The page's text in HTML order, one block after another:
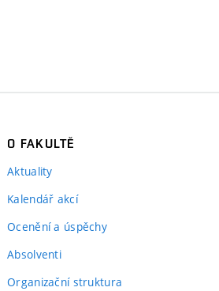
O FAKULTĚ
Aktuality
Kalendář akcí
Ocenění a úspěchy
Absolventi
Organizační struktura